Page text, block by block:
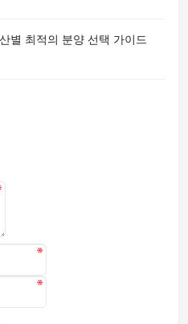
별 최적의 분양 선택 가이드